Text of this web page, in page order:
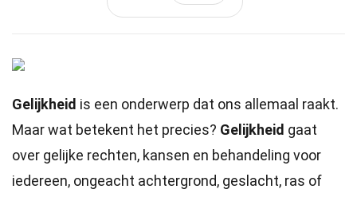
Gelijkheid is een onderwerp dat ons allemaal raakt.
Maar wat betekent het precies? Gelijkheid gaat
over gelijke rechten, kansen en behandeling voor
iedereen, ongeacht achtergrond, geslacht, ras of